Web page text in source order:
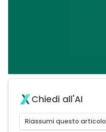
Chiedi all'AI
Riassumi questo articolo